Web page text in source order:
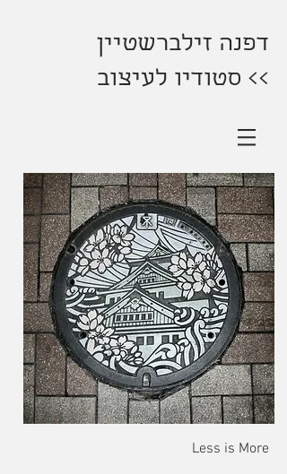
דפנה זילברשטיין
>> סטודיו לעיצוב
Less is More